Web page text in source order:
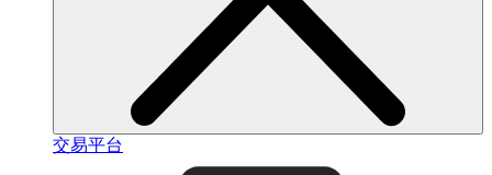
交易平台